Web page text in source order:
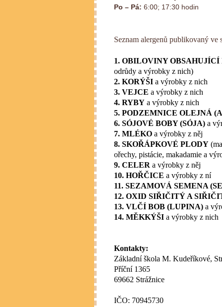
Po – Pá: 6:00; 17:30 hodin
Seznam alergenů publikovaný
1. OBILOVINY OBSAHUJÍCÍ
odrůdy a výrobky z nich)
2. KORÝŠI a výrobky z nich
3. VEJCE a výrobky z nich
4. RYBY a výrobky z nich
5. PODZEMNICE OLEJNÁ
6. SÓJOVÉ BOBY (SÓJA) a
7. MLÉKO a výrobky z něj
8. SKOŘÁPKOVÉ PLODY
ořechy, pistácie, makadamie a
9. CELER a výrobky z něj
10. HOŘČICE a výrobky z ní
11. SEZAMOVÁ SEMENA
12. OXID SIŘIČITÝ A
13. VLČÍ BOB (LUPINA) a
14. MĚKKÝŠI a výrobky z nich
Kontakty:
Základní škola M. Kudeříkové,
Příční 1365
69662 Strážnice
IČO: 70945730